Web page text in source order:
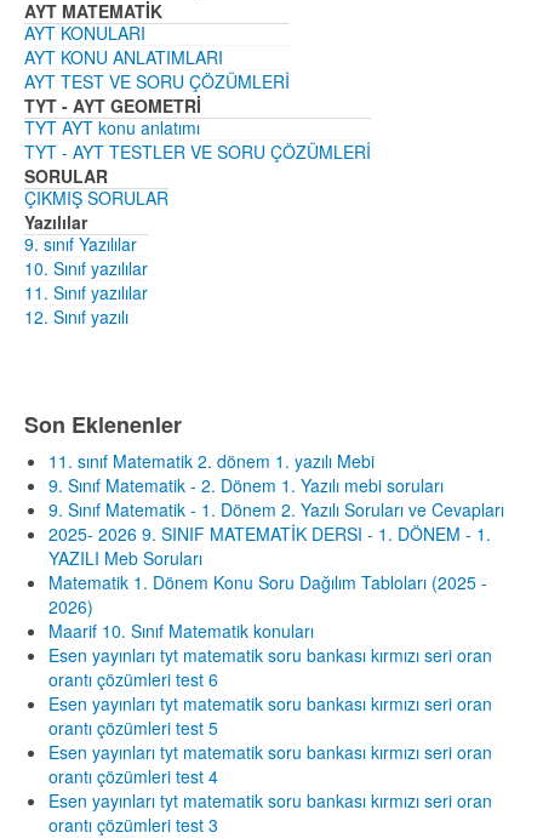
AYT MATEMATİK
AYT KONULARI
AYT KONU ANLATIMLARI
AYT TEST VE SORU ÇÖZÜMLERİ
TYT - AYT GEOMETRİ
TYT AYT konu anlatımı
TYT - AYT TESTLER VE SORU ÇÖZÜMLERİ
SORULAR
ÇIKMIŞ SORULAR
Yazılılar
9. sınıf Yazılılar
10. Sınıf yazılılar
11. Sınıf yazılılar
12. Sınıf yazılı
Son Eklenenler
11. sınıf Matematik 2. dönem 1. yazılı Mebi
9. Sınıf Matematik - 2. Dönem 1. Yazılı mebi soruları
9. Sınıf Matematik - 1. Dönem 2. Yazılı Soruları ve Cevapları
2025- 2026 9. SINIF MATEMATİK DERSI - 1. DÖNEM - 1.
YAZILI Meb Soruları
Matematik 1. Dönem Konu Soru Dağılım Tabloları (2025 -
2026)
Maarif 10. Sınıf Matematik konuları
Esen yayınları tyt matematik soru bankası kırmızı seri oran
orantı çözümleri test 6
Esen yayınları tyt matematik soru bankası kırmızı seri oran
orantı çözümleri test 5
Esen yayınları tyt matematik soru bankası kırmızı seri oran
orantı çözümleri test 4
Esen yayınları tyt matematik soru bankası kırmızı seri oran
orantı çözümleri test 3